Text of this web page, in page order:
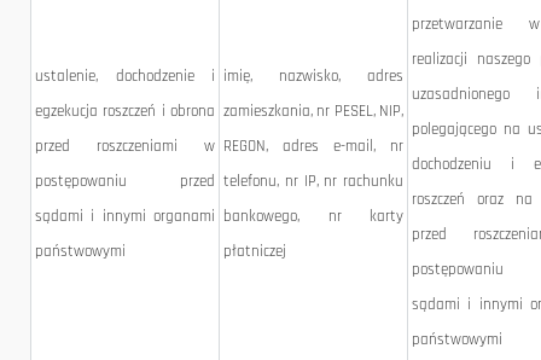
ustalenie, dochodzenie i
egzekucja roszczeń i obrona
przed roszczeniami w
postępowaniu przed
sądami i innymi organami
państwowymi
imię, nazwisko, adres
zamieszkania, nr PESEL, NIP,
REGON, adres e-mail, nr
telefonu, nr IP, nr rachunku
bankowego, nr karty
płatniczej
przetwarzanie
realizacji naszego
uzasadnionego
polegającego na
dochodzeniu i
roszczeń oraz na
przed
postępowaniu
sądami i innymi
państwowymi